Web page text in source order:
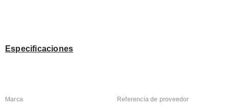
Especificaciones
Marca Referencia de proveedor